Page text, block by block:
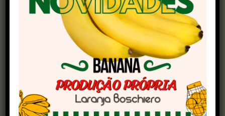
Além disso, os órgãos fecharam a produção de
vinagres em um dos estabelecimentos
fiscalizados. O valor dos produtos apreendidos é
de R$ 1.086.042,17.
Durante a fiscalização do Mapa, foram
identificados aditivos não permitidos para as
bebidas e vinagres registrados pelo